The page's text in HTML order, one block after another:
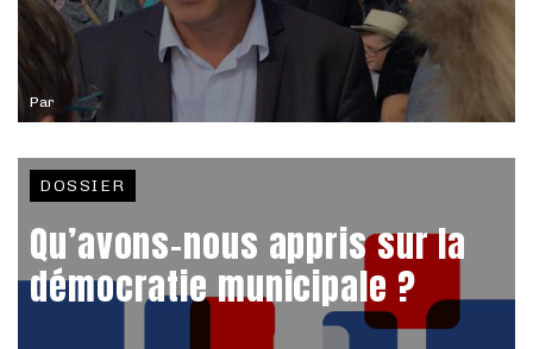
Par
DOSSIER
Qu’avons-nous appris sur la
démocratie municipale ?